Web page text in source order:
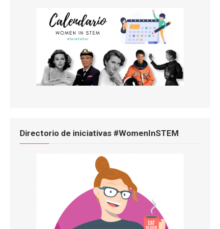
Directorio de iniciativas #WomenInSTEM